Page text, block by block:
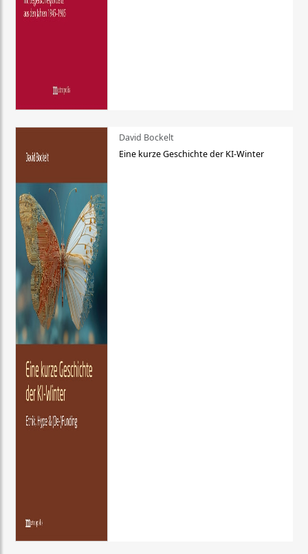
David Bockelt
Eine kurze Geschichte der KI-Winter